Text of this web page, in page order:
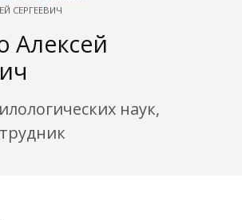
СЕРГЕЕВИЧ
Алексей
наук,